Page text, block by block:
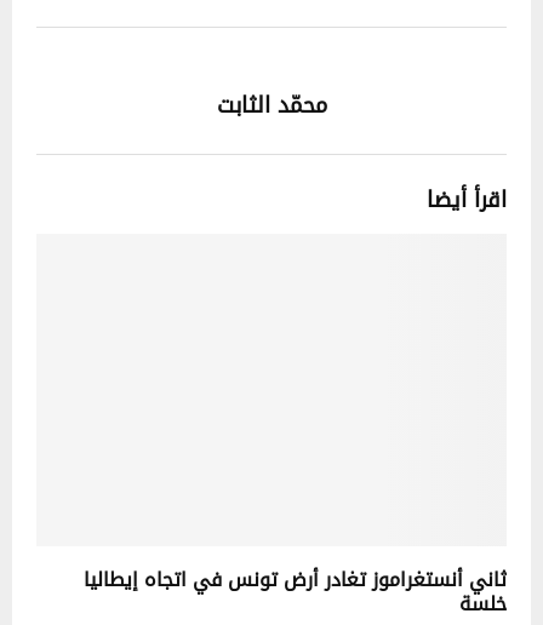
محمّد الثابت
اقرأ أيضا
ثاني أنستغراموز تغادر أرض تونس في اتجاه إيطاليا
خلسة